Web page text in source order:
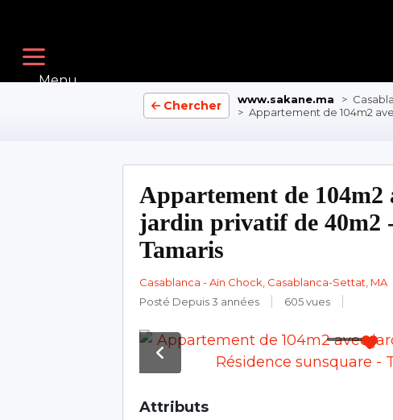
Menu
Chercher www.sakane.ma >
> Appartement de 104m2
Appartement de 104m2
jardin privatif de 40m2
Tamaris
Casablanca - Aïn Chock, Casablanca-Settat, MA
Posté Depuis 3 années
605 vues
Attributs